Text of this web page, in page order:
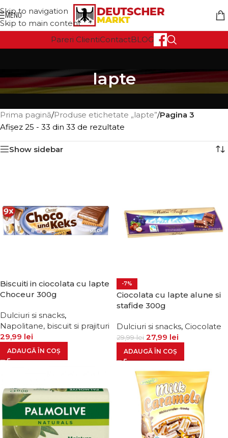
Skip to navigation
Skip to main content
MENU
Pareri ClientiContactBLOG
lapte
Prima pagină/Produse etichetate „lapte”/Pagina 3
Afișez 25 - 33 din 33 de rezultate
Show sidebar
Biscuiti in ciocolata cu lapte
Choceur 300g
Dulciuri si snacks,
Napolitane, biscuit si prajituri
29,99 lei
ADAUGĂ ÎN COȘ
-7%
Ciocolata cu lapte alune si
stafide 300g
Dulciuri si snacks, Ciocolate
29,99lei 27,99 lei
ADAUGĂ ÎN COȘ